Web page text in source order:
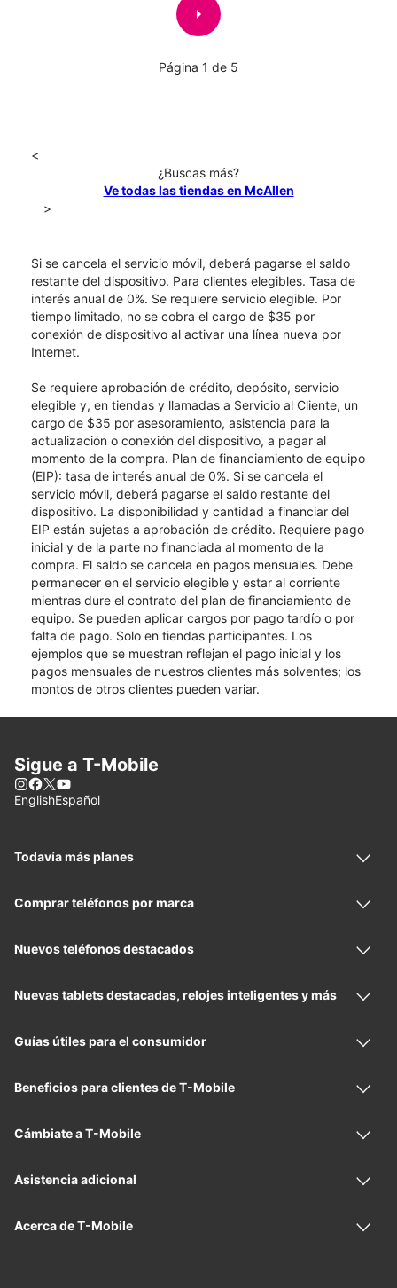
arrow_right
Página 1 de 5
<
¿Buscas más?
Ve todas las tiendas en McAllen
>
Si se cancela el servicio móvil, deberá pagarse el saldo
restante del dispositivo. Para clientes elegibles. Tasa de
interés anual de 0%. Se requiere servicio elegible. Por
tiempo limitado, no se cobra el cargo de $35 por
conexión de dispositivo al activar una línea nueva por
Internet.
Se requiere aprobación de crédito, depósito, servicio
elegible y, en tiendas y llamadas a Servicio al Cliente, un
cargo de $35 por asesoramiento, asistencia para la
actualización o conexión del dispositivo, a pagar al
momento de la compra. Plan de financiamiento de equipo
(EIP): tasa de interés anual de 0%. Si se cancela el
servicio móvil, deberá pagarse el saldo restante del
dispositivo. La disponibilidad y cantidad a financiar del
EIP están sujetas a aprobación de crédito. Requiere pago
inicial y de la parte no financiada al momento de la
compra. El saldo se cancela en pagos mensuales. Debe
permanecer en el servicio elegible y estar al corriente
mientras dure el contrato del plan de financiamiento de
equipo. Se pueden aplicar cargos por pago tardío o por
falta de pago. Solo en tiendas participantes. Los
ejemplos que se muestran reflejan el pago inicial y los
pagos mensuales de nuestros clientes más solventes; los
montos de otros clientes pueden variar.